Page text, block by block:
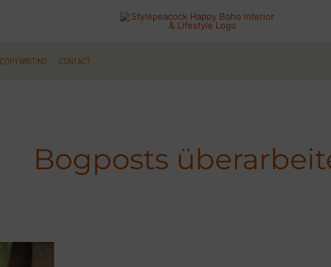
COPYWRITING CONTACT
Bogposts